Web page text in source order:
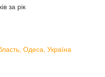
за рік
Одеса, Україна